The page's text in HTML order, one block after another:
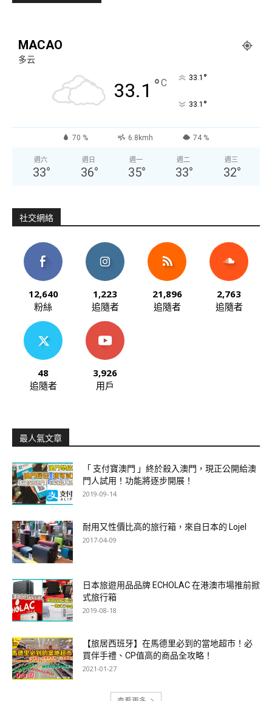
MACAO
多云
33.1 °C 33.1 °
33.1 °
70 % 6.8kmh 74 %
週六
33°
週日
36°
週一
35°
週二
33°
週三
32°
社交網絡
12,640
粉絲
1,223
追隨者
21,896
追隨者
2,763
追隨者
48
追隨者
3,926
用戶
最人氣文章
「 支付寶澳門 」終於殺入澳門，現正公開給澳
門人試用！功能將逐步開展！
2019-09-14
耐用又性價比高的旅行箱，來自日本的 Lojel
2017-04-09
日本旅遊用品品牌 ECHOLAC 在港澳市場推前掀
式旅行箱
2019-08-18
【旅居西班牙】在馬德里必到的當地超市！必
買伴手禮、CP值高的商品全攻略！
2021-01-27